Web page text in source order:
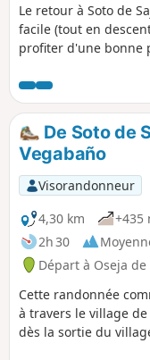
Le retour à Soto de
facile (tout en
profiter d'une bonne
Demandez aux
vous préparer un
pourrez le déguster
de la Majada de
De Soto de
Vegabaño
Visorandonneur
4,30 km
+435
2h 30
Départ à Oseja
Cette randonnée
à travers le village
dès la sortie du